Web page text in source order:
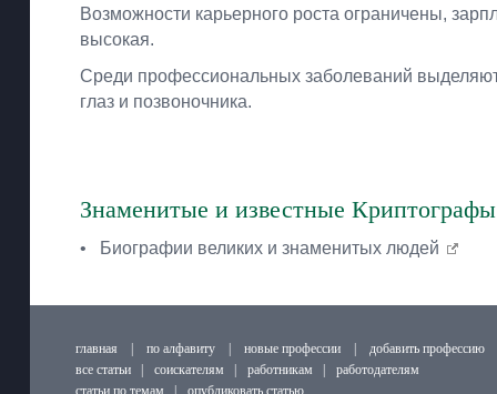
Возможности карьерного роста ограничены,
высокая.
Среди профессиональных заболеваний
глаз и позвоночника.
Знаменитые и известные Криптографы
• Биографии великих и знаменитых людей
главная по алфавиту новые профессии
добавить профессию
все статьи
соискателям работникам
работодателям
статьи по темам
опубликовать статью